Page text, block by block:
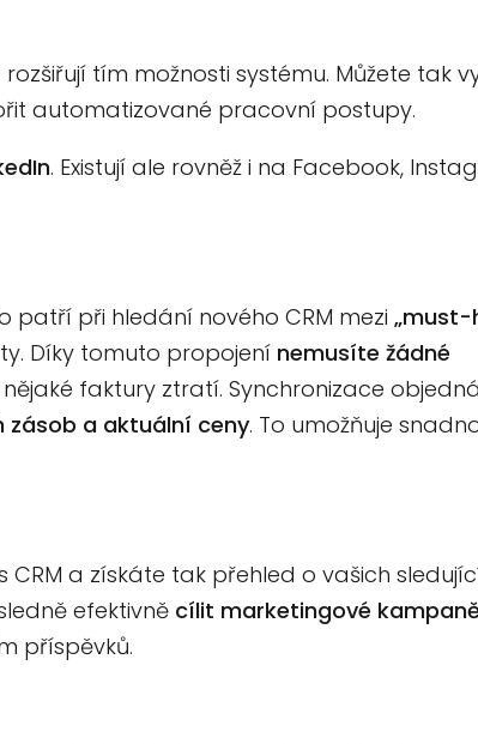
tím možnosti systému. Můžete tak
automatizované pracovní postupy.
. Existují ale rovněž i na Facebook,
při hledání nového CRM mezi „must-
Díky tomuto propojení nemusíte žádné
faktury ztratí. Synchronizace
zásob a aktuální ceny. To umožňuje
a získáte tak přehled o vašich
efektivně cílit marketingové
příspěvků.